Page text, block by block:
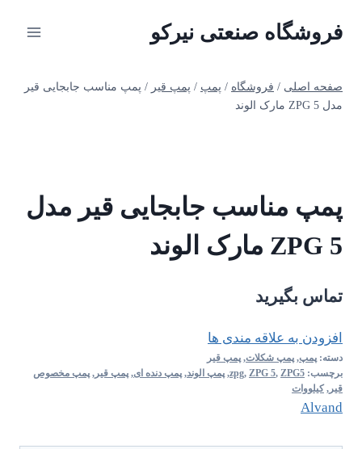
فروشگاه صنعتی نیرکو
صفحه اصلی / فروشگاه / پمپ / پمپ قیر / پمپ مناسب جابجایی قیر
مدل ZPG 5 مارک الوند
پمپ مناسب جابجایی قیر مدل
ZPG 5 مارک الوند
تماس بگیرید
افزودن به علاقه مندی ها
دسته: پمپ, پمپ شکلات, پمپ قیر
برچسب:
zpg, ZPG 5, ZPG5
, پمپ الوند, پمپ دنده ای, پمپ قیر , پمپ مخصوص
قیر ,کیلووات
Alvand